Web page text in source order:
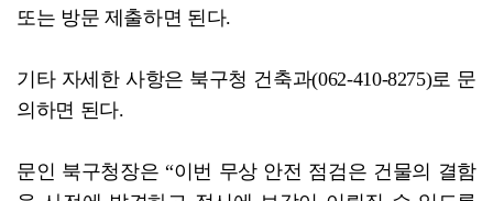
또는 방문 제출하면 된다.
기타 자세한 사항은 북구청 건축과(062-410-8275)로 문
의하면 된다.
문인 북구청장은 “이번 무상 안전 점검은 건물의 결함